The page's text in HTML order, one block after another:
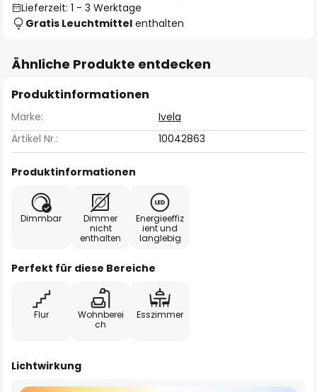
Lieferzeit: 1 - 3 Werktage
Gratis Leuchtmittel enthalten
Ähnliche Produkte entdecken
Produktinformationen
Marke:
Ivela
Artikel Nr.:
10042863
Produktinformationen
Dimmbar
Dimmer
nicht
enthalten
Energieeffiz
ient und
langlebig
Perfekt für diese Bereiche
Flur
Wohnberei
ch
Esszimmer
Lichtwirkung